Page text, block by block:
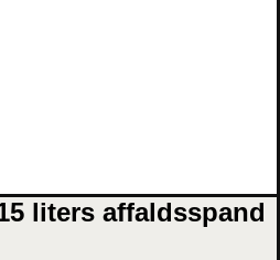
liters affaldsspand